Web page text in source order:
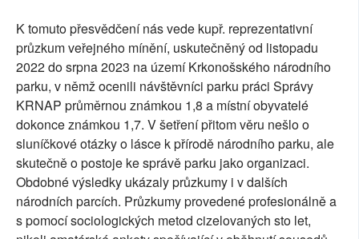
K tomuto přesvědčení nás vede kupř. reprezentativní
průzkum veřejného mínění, uskutečněný od listopadu
2022 do srpna 2023 na území Krkonošského národního
parku, v němž ocenili návštěvníci parku práci Správy
KRNAP průměrnou známkou 1,8 a místní obyvatelé
dokonce známkou 1,7. V šetření přitom věru nešlo o
sluníčkové otázky o lásce k přírodě národního parku, ale
skutečně o postoje ke správě parku jako organizaci.
Obdobné výsledky ukázaly průzkumy i v dalších
národních parcích. Průzkumy provedené profesionálně a
s pomocí sociologických metod cizelovaných sto let,